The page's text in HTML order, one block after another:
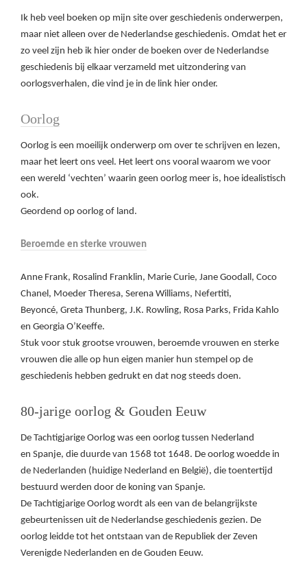
Ik heb veel boeken op mijn site over geschiedenis onderwerpen,
maar niet alleen over de Nederlandse geschiedenis. Omdat het er
zo veel zijn heb ik hier onder de boeken over de Nederlandse
geschiedenis bij elkaar verzameld met uitzondering van
oorlogsverhalen, die vind je in de link hier onder.
Oorlog
Oorlog is een moeilijk onderwerp om over te schrijven en lezen,
maar het leert ons veel. Het leert ons vooral waarom we voor
een wereld ‘vechten’ waarin geen oorlog meer is, hoe idealistisch
ook.
Geordend op oorlog of land.
Beroemde en sterke vrouwen
Anne Frank, Rosalind Franklin, Marie Curie, Jane Goodall, Coco
Chanel, Moeder Theresa, Serena Williams, Nefertiti,
Beyoncé, Greta Thunberg, J.K. Rowling, Rosa Parks, Frida Kahlo
en Georgia O’Keeffe.
Stuk voor stuk grootse vrouwen, beroemde vrouwen en sterke
vrouwen die alle op hun eigen manier hun stempel op de
geschiedenis hebben gedrukt en dat nog steeds doen.
80-jarige oorlog & Gouden Eeuw
De Tachtigjarige Oorlog was een oorlog tussen Nederland
en Spanje, die duurde van 1568 tot 1648. De oorlog woedde in
de Nederlanden (huidige Nederland en België), die toentertijd
bestuurd werden door de koning van Spanje.
De Tachtigjarige Oorlog wordt als een van de belangrijkste
gebeurtenissen uit de Nederlandse geschiedenis gezien. De
oorlog leidde tot het ontstaan van de Republiek der Zeven
Verenigde Nederlanden en de Gouden Eeuw.